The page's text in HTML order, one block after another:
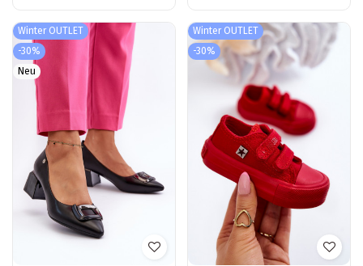
Winter OUTLET
-30%
Neu
Winter OUTLET
-30%